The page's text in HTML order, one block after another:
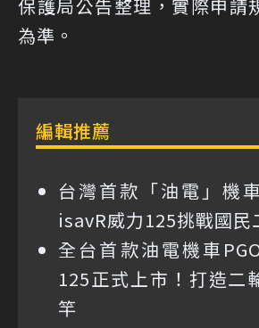
保護局公告整理，實際申請
為準。
編輯推薦
台灣首款「油電」機
isavR威力125挑戰國民
全台首款油電機車
125正式上市！打造二
竿